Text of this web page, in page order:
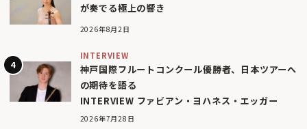
が奏でる極上の響き
2026年8月2日
INTERVIEW
神戸国際フルートコンクール優勝者、日本ツアーへ
の期待を語る
INTERVIEW ファビアン・ヨハネス・エッガー
2026年7月28日